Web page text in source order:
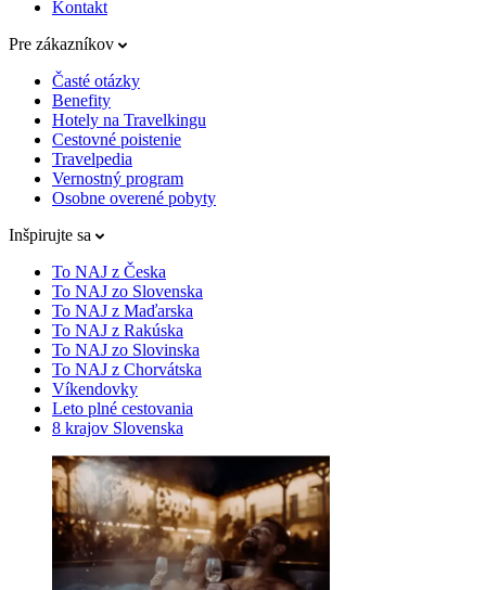
Kontakt
Pre zákazníkov
Časté otázky
Benefity
Hotely na Travelkingu
Cestovné poistenie
Travelpedia
Vernostný program
Osobne overené pobyty
Inšpirujte sa
To NAJ z Česka
To NAJ zo Slovenska
To NAJ z Maďarska
To NAJ z Rakúska
To NAJ zo Slovinska
To NAJ z Chorvátska
Víkendovky
Leto plné cestovania
8 krajov Slovenska